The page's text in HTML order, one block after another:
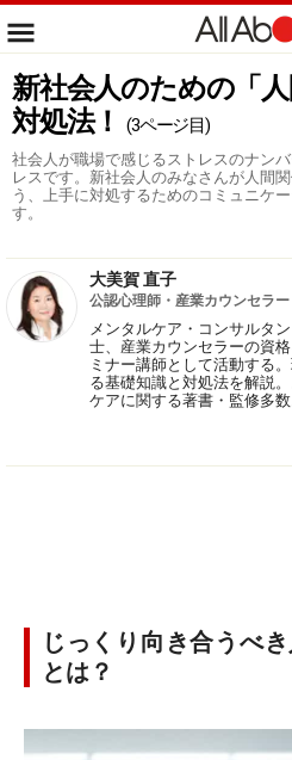
新社会人のための「
対処法！
(3ページ目)
社会人が職場で感じるストレスのナン
レスです。新社会人のみなさんが人間
う、上手に対処するためのコミュニケ
す。
大美賀 直子
公認心理師・産業カウンセラ
メンタルケア・コンサルタ
士、産業カウンセラーの資
ミナー講師として活動する
る基礎知識と対処法を解説
ケアに関する著書・監修多数
じっくり向き合うべ
とは？